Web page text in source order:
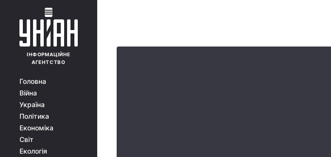
ІНФОРМАЦІЙНЕ
АГЕНТСТВО
Головна
Війна
Україна
Політика
Економіка
Світ
Екологія